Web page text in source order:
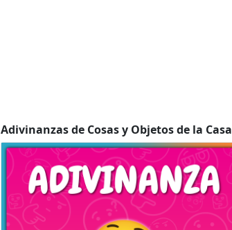
Adivinanzas de Cosas y Objetos de la Casa